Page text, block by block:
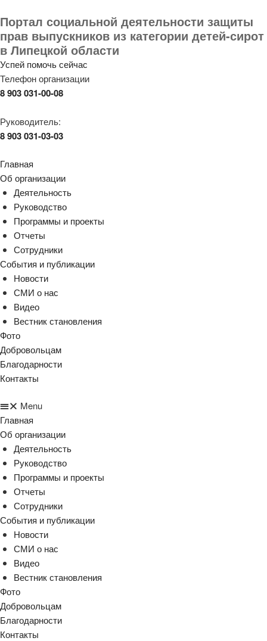
Портал социальной деятельности защиты
прав выпускников из категории детей-сирот
в Липецкой области
Успей помочь сейчас
Телефон организации
8 903 031-00-08
Руководитель:
8 903 031-03-03
Главная
Об организации
Деятельность
Руководство
Программы и проекты
Отчеты
Сотрудники
События и публикации
Новости
СМИ о нас
Видео
Вестник становления
Фото
Добровольцам
Благодарности
Контакты
Menu
Главная
Об организации
Деятельность
Руководство
Программы и проекты
Отчеты
Сотрудники
События и публикации
Новости
СМИ о нас
Видео
Вестник становления
Фото
Добровольцам
Благодарности
Контакты